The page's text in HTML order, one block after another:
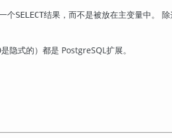
个SELECT结果，而不是被放在主变量中。 除
是隐式的）都是 PostgreSQL扩展。